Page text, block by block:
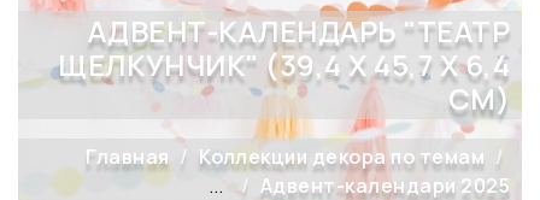
АДВЕНТ-КАЛЕНДАРЬ "ТЕАТР
ЩЕЛКУНЧИК" (39,4 Х 45,7 Х 6,4
СМ)
Главная
Коллекции декора по темам
...
Адвент-календари 2025